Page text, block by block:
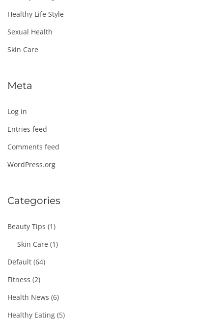
Healthy Life Style
Sexual Health
Skin Care
Meta
Log in
Entries feed
Comments feed
WordPress.org
Categories
Beauty Tips (1)
Skin Care (1)
Default (64)
Fitness (2)
Health News (6)
Healthy Eating (5)